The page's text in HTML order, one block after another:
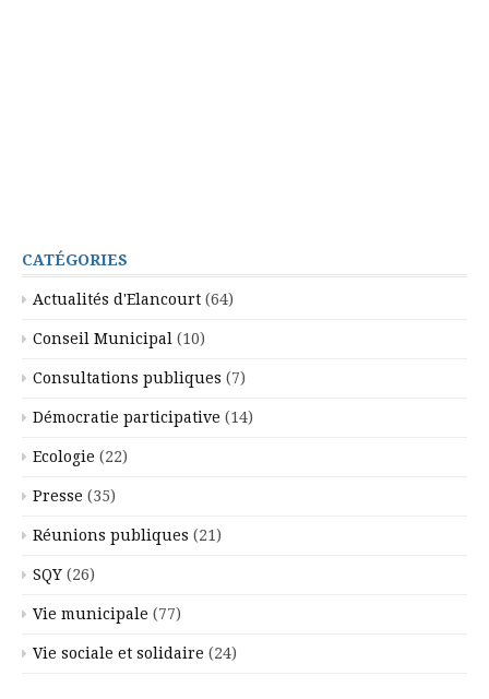
CATÉGORIES
Actualités d'Elancourt (64)
Conseil Municipal (10)
Consultations publiques (7)
Démocratie participative (14)
Ecologie (22)
Presse (35)
Réunions publiques (21)
SQY (26)
Vie municipale (77)
Vie sociale et solidaire (24)